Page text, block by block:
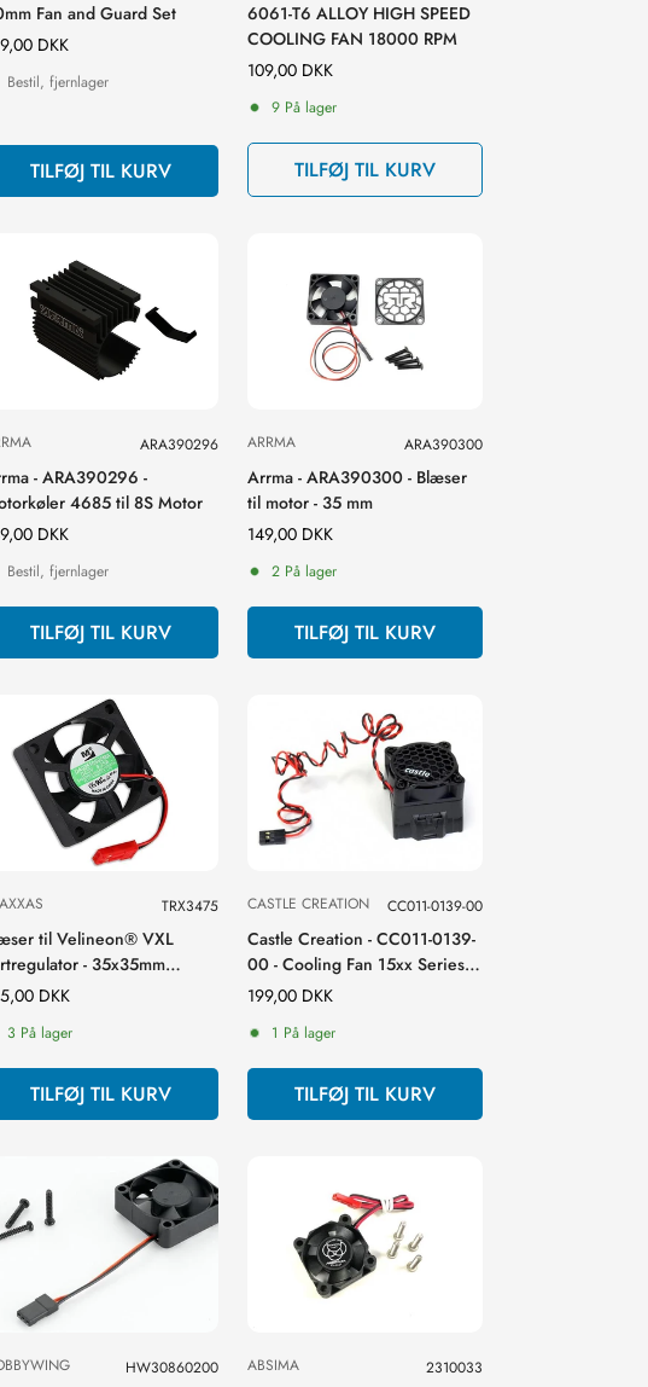
Fan and Guard Set
DKK
Bestil, fjernlager
TILFØJ TIL KURV
6061-T6 ALLOY HIGH SPEED
COOLING FAN 18000 RPM
Normal
pris
109,00 DKK
9 På lager
TILFØJ TIL KURV
ARA390296
- ARA390296 -
4685 til 8S Motor
DKK
Bestil, fjernlager
TILFØJ TIL KURV
ARRMA ARA390300
Arrma - ARA390300 - Blæser
til motor - 35 mm
Normal
pris
149,00 DKK
2 På lager
TILFØJ TIL KURV
TRX3475
til Velineon® VXL
- 35x35mm
til VXL-6s og VXL-8s)
DKK
3 På lager
TILFØJ TIL KURV
CASTLE CREATION CC011-0139-00
Castle Creation - CC011-0139-
00 - Cooling Fan 15xx Series
Motors V2
Normal
pris
199,00 DKK
1 På lager
TILFØJ TIL KURV
HW30860200 ABSIMA 2310033